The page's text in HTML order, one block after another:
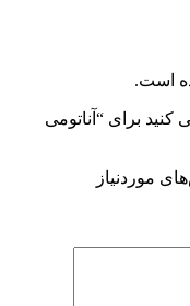
است.
کنید برای “آناتومی
موردنیاز